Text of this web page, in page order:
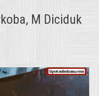
M Diciduk